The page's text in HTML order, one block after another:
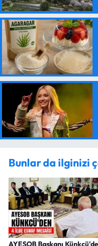
Bunlar da ilginizi
AYESOB Başkanı